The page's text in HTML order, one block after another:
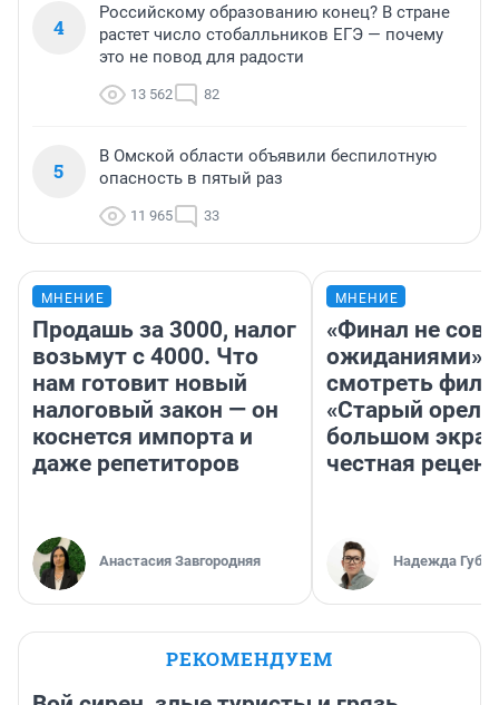
4
Российскому образованию конец? В стране
растет число стобалльников ЕГЭ — почему
это не повод для радости
13 562 82
5
В Омской области объявили беспилотную
опасность в пятый раз
11 965 33
МНЕНИЕ
Продашь за 3000, налог
возьмут с 4000. Что
нам готовит новый
налоговый закон — он
коснется импорта и
даже репетиторов
Анастасия Завгородняя
МНЕНИЕ
«Финал не
ожиданиями»:
смотреть
«Старый орел»
большом
честная
Надежда
РЕКОМЕНДУЕМ